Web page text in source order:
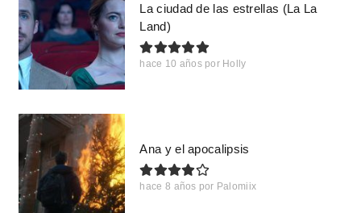
La ciudad de las estrellas (La La
Land)
hace 10 años por Holly
Ana y el apocalipsis
hace 8 años por Palomiix